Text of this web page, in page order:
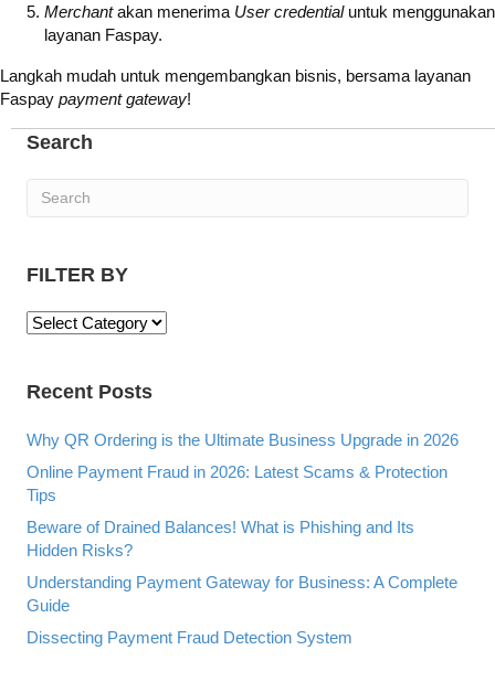
Merchantakan menerima User credential untuk menggunakan
layanan Faspay.
Langkah mudah untuk mengembangkan bisnis, bersama layanan
Faspay payment gateway!
Search
FILTER BY
F
T
R
B
Y
Recent Posts
Why QR Ordering is the Ultimate Business Upgrade in 2026
Online Payment Fraud in 2026: Latest Scams & Protection
Tips
Beware of Drained Balances! What is Phishing and Its
Hidden Risks?
Understanding Payment Gateway for Business: A Complete
Guide
Dissecting Payment Fraud Detection System